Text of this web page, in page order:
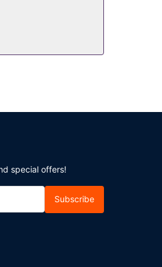
és esküvői
de
special offers!
Subscribe